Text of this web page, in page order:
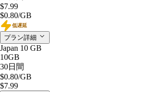
$7.99
$0.80/GB
低遅延
プラン詳細
Japan 10 GB
10GB
30日間
$0.80/GB
$7.99